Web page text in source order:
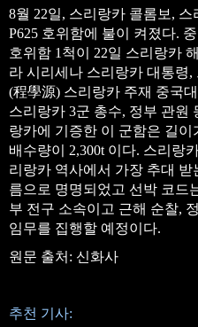
8월 22일, 스리랑카 콜롬보,
P625 호위함에 불이 켜졌다.
호위함 1척이 22일 스리랑카
라 시리세나 스리랑카 대통령
(程學源) 스리랑카 주재 중국
스리랑카 3군 총수, 정부 관원
랑카에 기증한 이 군함은 길이
배수량이 2,300t 이다. 스리랑
리랑카 역사에서 가장 추대 받
름으로 명명되었고 선박 코드
부 전구 소속이고 근해 순찰,
임무를 집행할 예정이다.
원문 출처: 신화사
추천 기사: